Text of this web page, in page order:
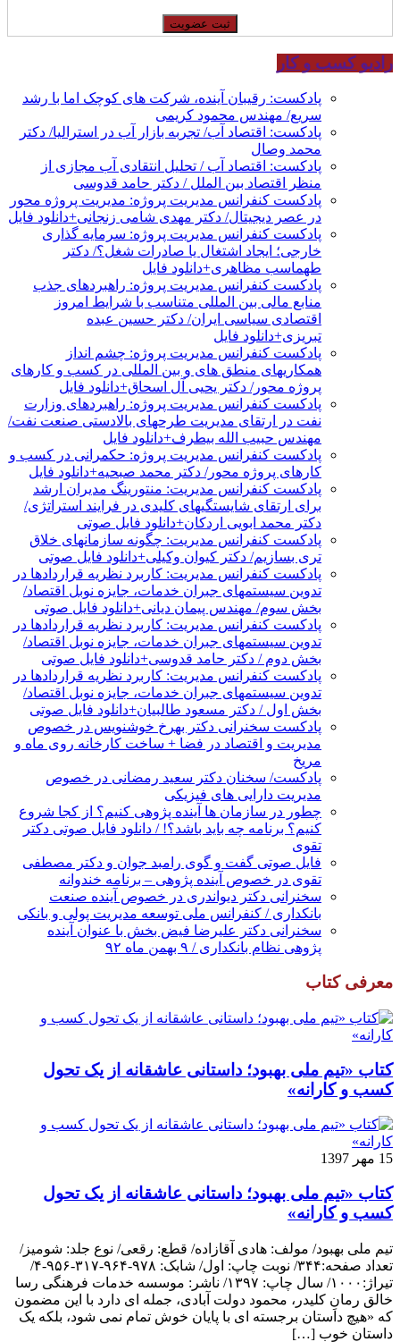
رادیو کسب و کار
پادکست: رقیبان آینده، شرکت های کوچک اما با رشد
سریع/ مهندس محمود کریمی
پادکست: اقتصاد آب/ تجربه بازار آب در استرالیا/ دکتر
محمد وصال
پادکست: اقتصاد آب / تحلیل انتقادی آب مجازی از
منظر اقتصاد بین الملل / دکتر حامد قدوسی
پادکست کنفرانس مدیریت پروژه: مدیریت پروژه محور
در عصر دیجیتال/ دکتر مهدی شامی زنجانی+دانلود فایل
پادکست کنفرانس مدیریت پروژه: سرمایه گذاری
خارجی؛ ایجاد اشتغال یا صادرات شغل؟/ دکتر
طهماسب مظاهری+دانلود فایل
پادکست کنفرانس مدیریت پروژه: راهبردهای جذب
منابع مالی بین المللی متناسب با شرایط امروز
اقتصادی سیاسی ایران/ دکتر حسین عبده
تبریزی+دانلود فایل
پادکست کنفرانس مدیریت پروژه: چشم انداز
همکاریهای منطق های و بین المللی در کسب و کارهای
پروژه محور/ دکتر یحیی آل اسحاق+دانلود فایل
پادکست کنفرانس مدیریت پروژه: راهبردهای وزارت
نفت در ارتقای مدیریت طرحهای بالادستی صنعت نفت/
مهندس حبیب الله بیطرف+دانلود فایل
پادکست کنفرانس مدیریت پروژه: حکمرانی در کسب و
کارهای پروژه محور/ دکتر محمد صبحیه+دانلود فایل
پادکست کنفرانس مدیریت: منتورینگ مدیران ارشد
برای ارتقای شایستگیهای کلیدی در فرایند استراتژی/
دکتر محمد ابویی اردکان+دانلود فایل صوتی
پادکست کنفرانس مدیریت: چگونه سازمانهای خلاق
تری بسازیم/ دکتر کیوان وکیلی+دانلود فایل صوتی
پادکست کنفرانس مدیریت: کاربرد نظریه قراردادها در
تدوین سیستمهای جبران خدمات، جایزه نوبل اقتصاد/
بخش سوم/ مهندس پیمان دیانی+دانلود فایل صوتی
پادکست کنفرانس مدیریت: کاربرد نظریه قراردادها در
تدوین سیستمهای جبران خدمات، جایزه نوبل اقتصاد/
بخش دوم / دکتر حامد قدوسی+دانلود فایل صوتی
پادکست کنفرانس مدیریت: کاربرد نظریه قراردادها در
تدوین سیستمهای جبران خدمات، جایزه نوبل اقتصاد/
بخش اول / دکتر مسعود طالبیان+دانلود فایل صوتی
پادکست سخنرانی دکتر بهرخ خوشنویس در خصوص
مدیریت و اقتصاد در فضا + ساخت کارخانه روی ماه و
مریخ
پادکست/ سخنان دکتر سعید رمضانی در خصوص
مدیریت دارایی های فیزیکی
چطور در سازمان ها آینده پژوهی کنیم؟ از کجا شروع
کنیم؟ برنامه چه باید باشد؟! / دانلود فایل صوتی دکتر
تقوی
فایل صوتی گفت و گوی رامبد جوان و دکتر مصطفی
تقوی در خصوص آینده پژوهی – برنامه خندوانه
سخنرانی دکتر دیواندری در خصوص آینده صنعت
بانکداری / کنفرانس ملی توسعه مدیریت پولی و بانکی
سخنرانی دکتر علیرضا فیض بخش با عنوان آینده
پژوهی نظام بانکداری / ۹ بهمن ماه ۹۲
معرفی کتاب
کتاب «تیم ملی بهبود؛ داستانی عاشقانه از یک تحول
کسب و کارانه»
15 مهر 1397
کتاب «تیم ملی بهبود؛ داستانی عاشقانه از یک تحول
کسب و کارانه»
تیم ملی بهبود/ مولف: هادی آقازاده/ قطع: رقعی/ نوع جلد: شومیز/
تعداد صفحه:۳۴۴/ نوبت چاپ: اول/ شابک: ۹۷۸-۹۶۴-۳۱۷-۹۵۶-۴/
تیراژ:۱۰۰۰/ سال چاپ: ۱۳۹۷/ ناشر: موسسه خدمات فرهنگی رسا
خالق رمانِ کلیدر، محمود دولت آبادی، جمله ای دارد با این مضمون
که «هیچ داستان برجسته ای با پایان خوش تمام نمی شود، بلکه یک
داستان خوب […]